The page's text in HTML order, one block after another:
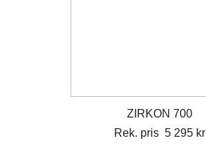
ZIRKON 700
Rek. pris 5 295 kr